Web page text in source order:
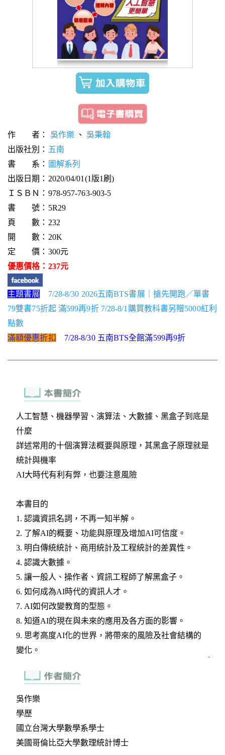
作 者： 吳作樂、 吳秉翰
出版社別： 五南
書 系： 圖解系列
出版日期：2020/04/01(1版1刷)
ＩＳＢＮ：978-957-763-903-5
書 號：5R29
頁 數：232
開 數：20K
定 價：300元
優惠價格：237元
主題書展
7/28-8/30 2026五南BTS書展｜搶先開跑／單書
79雙書75折起 滿599再9折 7/28-8/1購買教科書另贈5000紅利
點數
滿額優惠折扣
7/28-8/30 五南BTS全館滿599再9折